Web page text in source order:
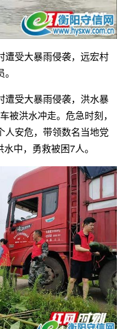
遭受大暴雨侵袭，远宏村
遭受大暴雨侵袭，洪水暴
被洪水冲走。危急时刻，
人安危，带领数名当地党
中，勇救被困7人。